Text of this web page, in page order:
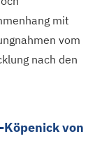
mit
vom
nach den
von